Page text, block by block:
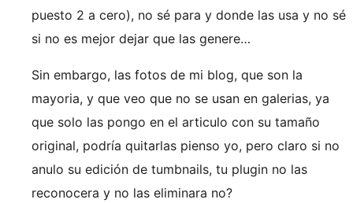
puesto 2 a cero), no sé para y donde las usa y no sé
si no es mejor dejar que las genere…
Sin embargo, las fotos de mi blog, que son la
mayoria, y que veo que no se usan en galerias, ya
que solo las pongo en el articulo con su tamaño
original, podría quitarlas pienso yo, pero claro si no
anulo su edición de tumbnails, tu plugin no las
reconocera y no las eliminara no?